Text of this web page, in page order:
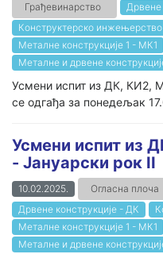
Грађевинарство
Дрвене
Конструктерско
Металне конструкције 1 - МК1
Металне и дрвене
Усмени испит из ДК, КИ2,
се одгађа за понедељак
Усмени испит из
- Јануарски рок II
10.02.2025. Огласна плоча
Дрвене конструкције - ДК
Металне конструкције 1 - МК1
Металне и дрвене